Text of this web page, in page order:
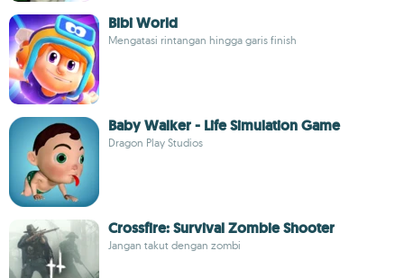
Bibi World
Mengatasi rintangan hingga garis finish
Baby Walker - Life Simulation Game
Dragon Play Studios
Crossfire: Survival Zombie Shooter
Jangan takut dengan zombi